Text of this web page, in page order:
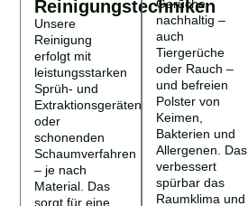
Unsere
Reinigung
erfolgt mit
leistungsstarken
Sprüh- und
Extraktionsgeräten
oder
schonenden
Schaumverfahren
– je nach
Material. Das
sorgt für eine
nachhaltig –
auch
Tiergerüche
oder Rauch –
und befreien
Polster von
Keimen,
Bakterien und
Allergenen. Das
verbessert
spürbar das
Raumklima und